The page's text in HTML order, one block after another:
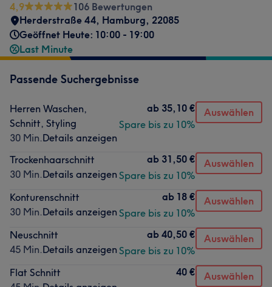
4,9
106 Bewertungen
Herderstraße 44, Hamburg, 22085
Geöffnet Heute: 10:00 - 19:00
Last Minute
Passende Suchergebnisse
Herren Waschen,
Schnitt, Styling
30 Min.Details anzeigen
ab 35,10 €
Spare bis zu 10%
Auswählen
Trockenhaarschnitt
30 Min.Details anzeigen
ab 31,50 €
Spare bis zu 10%
Auswählen
Konturenschnitt
30 Min.Details anzeigen
ab 18 €
Spare bis zu 10%
Auswählen
Neuschnitt
45 Min.Details anzeigen
ab 40,50 €
Spare bis zu 10%
Auswählen
Flat Schnitt
40 € Auswählen